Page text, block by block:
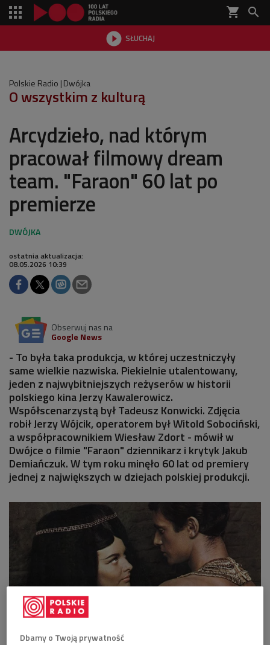
shopping_cart 
 SŁUCHAJ

Polskie Radio Dwójka
O wszystkim z kulturą
Arcydzieło, nad którym
pracował filmowy dream
team. "Faraon" 60 lat po
premierze
ostatnia aktualizacja:
08.05.2026 10:39
Obserwuj nas na
Google News
- To była taka produkcja, w której uczestniczyły
same wielkie nazwiska. Piekielnie utalentowany,
jeden z najwybitniejszych reżyserów w historii
polskiego kina Jerzy Kawalerowicz.
Współscenarzystą był Tadeusz Konwicki. Zdjęcia
robił Jerzy Wójcik, operatorem był Witold Sobociński,
a współpracownikiem Wiesław Zdort - mówił w
Dwójce o filmie "Faraon" dziennikarz i krytyk Jakub
Demiańczuk. W tym roku minęło 60 lat od premiery
jednej z największych w dziejach polskiej produkcji.
Dbamy o Twoją prywatność